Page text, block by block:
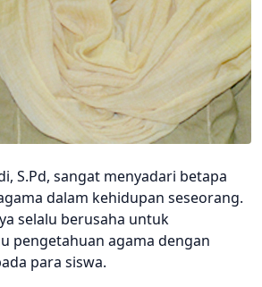
S.Pd, sangat menyadari betapa
dalam kehidupan seseorang.
selalu berusaha untuk
pengetahuan agama dengan
para siswa.